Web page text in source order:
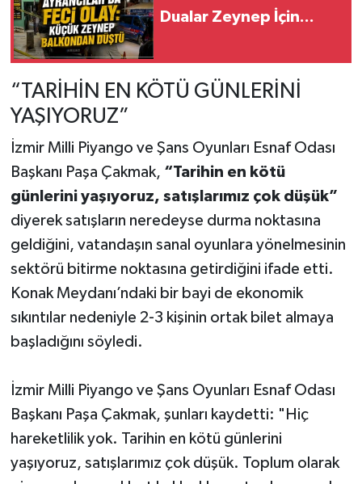
Dualar Zeynep İçin...
“TARİHİN EN KÖTÜ GÜNLERİNİ
YAŞIYORUZ”
İzmir Milli Piyango ve Şans Oyunları Esnaf Odası
Başkanı Paşa Çakmak, “Tarihin en kötü
günlerini yaşıyoruz, satışlarımız çok düşük”
diyerek satışların neredeyse durma noktasına
geldiğini, vatandaşın sanal oyunlara yönelmesinin
sektörü bitirme noktasına getirdiğini ifade etti.
Konak Meydanı’ndaki bir bayi de ekonomik
sıkıntılar nedeniyle 2-3 kişinin ortak bilet almaya
başladığını söyledi.
İzmir Milli Piyango ve Şans Oyunları Esnaf Odası
Başkanı Paşa Çakmak, şunları kaydetti: "Hiç
hareketlilik yok. Tarihin en kötü günlerini
yaşıyoruz, satışlarımız çok düşük. Toplum olarak